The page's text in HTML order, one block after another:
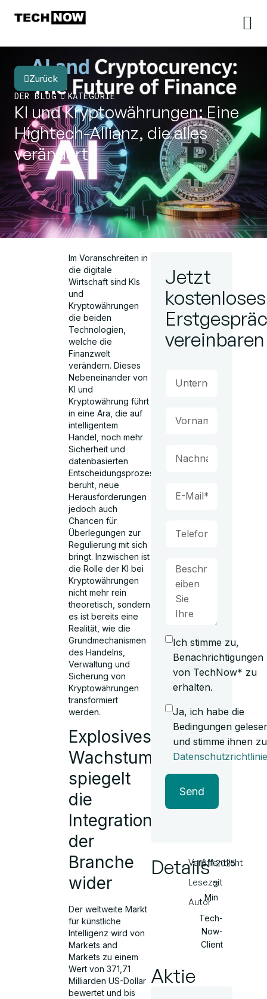
Zurück
DER BLOG
KATEGORIE
KI und Kryptowährungen: Eine
Hightech-Allianz, die alles
verändert
Im Voranschreiten in
die digitale
Wirtschaft sind KIs
und
Kryptowährungen
die beiden
Technologien,
welche die
Finanzwelt
verändern. Dieses
Nebeneinander von
KI und
Kryptowährung führt
in eine Ära, die auf
intelligentem
Handel, noch mehr
Sicherheit und
datenbasierten
Entscheidungsprozessen
beruht, neue
Herausforderungen
jedoch auch
Chancen für
Überlegungen zur
Regulierung mit sich
bringt. Inzwischen ist
die Rolle der KI bei
Kryptowährungen
nicht mehr rein
theoretisch, sondern
es ist bereits eine
Realität, wie die
Grundmechanismen
des Handelns,
Verwaltung und
Sicherung von
Kryptowährungen
transformiert
werden.
Explosives
Wachstum
spiegelt
die
Integration
der
Branche
wider
Der weltweite Markt
für künstliche
Intelligenz wird von
Markets and
Markets zu einem
Wert von 371,71
Milliarden US-Dollar
bewertet und bis
Jetzt
kostenloses
vereinbaren
Ich stimme zu,
Benachrichtigungen
von TechNow* zu
erhalten.
Ja, ich habe die
Bedingungen
und stimme ihnen
Datenschutzrichtlinie
Send
DetailsVeröffentlicht
Lesezeit
Autor
15.11.2025
3
Min
Tech-
Now-
Client
Aktie